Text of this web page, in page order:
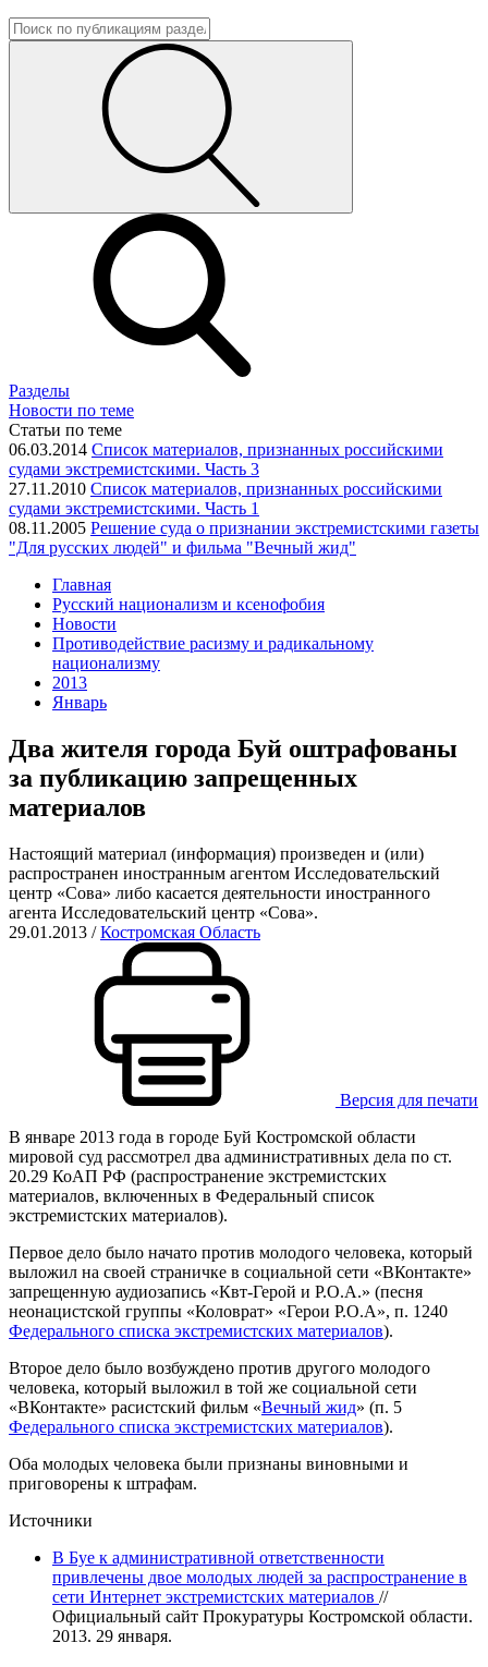
Разделы
Новости по теме
Статьи по теме
06.03.2014 Список материалов, признанных российскими
судами экстремистскими. Часть 3
27.11.2010 Список материалов, признанных российскими
судами экстремистскими. Часть 1
08.11.2005 Решение суда о признании экстремистскими газеты
"Для русских людей" и фильма "Вечный жид"
Главная
Русский национализм и ксенофобия
Новости
Противодействие расизму и радикальному
национализму
2013
Январь
Два жителя города Буй оштрафованы
за публикацию запрещенных
материалов
Настоящий материал (информация) произведен и (или)
распространен иностранным агентом Исследовательский
центр «Сова» либо касается деятельности иностранного
агента Исследовательский центр «Сова».
29.01.2013 /Костромская Область
Версия для печати
В январе 2013 года в городе Буй Костромской области
мировой суд рассмотрел два административных дела по ст.
20.29 КоАП РФ (распространение экстремистских
материалов, включенных в Федеральный список
экстремистских материалов).
Первое дело было начато против молодого человека, который
выложил на своей страничке в социальной сети «ВКонтакте»
запрещенную аудиозапись «Квт-Герой и Р.О.А.» (песня
неонацистской группы «Коловрат» «Герои Р.О.А», п. 1240
Федерального списка экстремистских материалов).
Второе дело было возбуждено против другого молодого
человека, который выложил в той же социальной сети
«ВКонтакте» расистский фильм «Вечный жид» (п. 5
Федерального списка экстремистских материалов).
Оба молодых человека были признаны виновными и
приговорены к штрафам.
Источники
В Буе к административной ответственности
привлечены двое молодых людей за распространение в
сети Интернет экстремистских материалов //
Официальный сайт Прокуратуры Костромской области.
2013. 29 января.